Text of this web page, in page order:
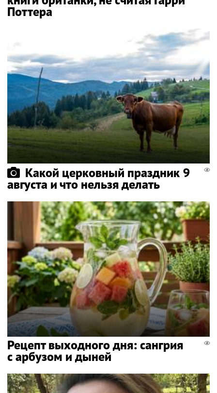
Поттера
Какой церковный праздник 9
августа и что нельзя делать
Рецепт выходного дня: сангрия
с арбузом и дыней